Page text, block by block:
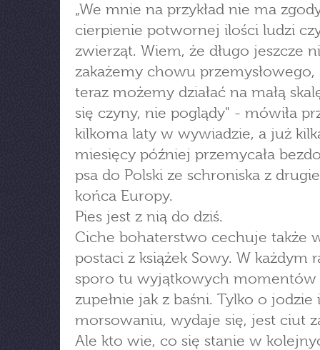
„We mnie na przykład nie ma
cierpienie potwornej ilości ludzi
zwierząt. Wiem, że długo jeszcze
zakażemy chowu przemysłowego,
teraz możemy działać na małą
się czyny, nie poglądy" - mówiła
kilkoma laty w wywiadzie, a już
miesięcy później przemycała
psa do Polski ze schroniska z
końca Europy.
Pies jest z nią do dziś.
Ciche bohaterstwo cechuje także
postaci z książek Sowy. W każdym
sporo tu wyjątkowych
zupełnie jak z baśni. Tylko o jodzie i
morsowaniu, wydaje się, jest ciut
Ale kto wie, co się stanie w